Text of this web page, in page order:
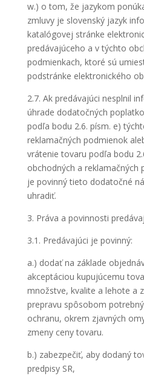
w.) o tom, že jazykom
zmluvy je slovenský jazyk
katalógovej stránke
predávajúceho a v týchto
podmienkach, ktoré sú
podstránke elektronického
2.7. Ak predávajúci nesplnil
úhrade dodatočných
podľa bodu 2.6. písm. e)
reklamačných podmienok
vrátenie tovaru podľa bodu
obchodných a reklamačných
je povinný tieto dodatočné
uhradiť.
3. Práva a povinnosti
3.1. Predávajúci je povinný:
a.) dodať na základe
akceptáciou kupujúcemu
množstve, kvalite a lehote a
prepravu spôsobom
ochranu, okrem zjavných
zmeny ceny tovaru.
b.) zabezpečiť, aby dodaný
predpisy SR,